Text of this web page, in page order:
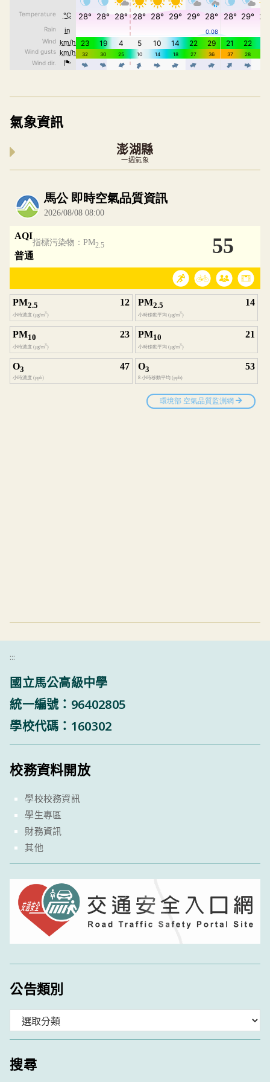
氣象資訊
澎湖縣
一週氣象
內嵌空氣品質小工具為視覺預覽，完整即時空
:::
國立馬公高級中學
統一編號：96402805
學校代碼：160302
校務資料開放
學校校務資訊
學生專區
財務資訊
其他
公告類別
類
搜尋